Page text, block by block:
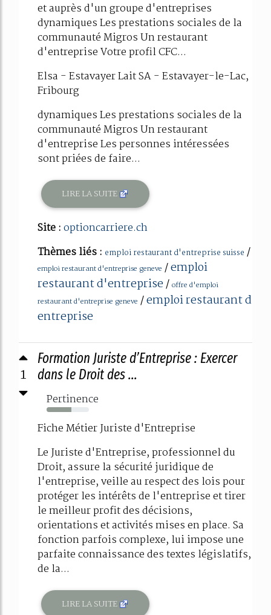
et auprès d'un groupe d'entreprises
dynamiques Les prestations sociales de la
communauté Migros Un restaurant
d'entreprise Votre profil CFC...
Elsa - Estavayer Lait SA - Estavayer-le-Lac,
Fribourg
dynamiques Les prestations sociales de la
communauté Migros Un restaurant
d'entreprise Les personnes intéressées
sont priées de faire...
LIRE LA SUITE
Site :optioncarriere.ch
Thèmes liés : emploi restaurant d'entreprise suisse /
emploi restaurant d'entreprise geneve /emploi
restaurant d'entreprise/ offre d'emploi
restaurant d'entreprise geneve /emploi restaurant d
entreprise
1
Formation Juriste d’Entreprise : Exercer
dans le Droit des ...
Pertinence
58%
Fiche Métier Juriste d'Entreprise
Le Juriste d'Entreprise, professionnel du
Droit, assure la sécurité juridique de
l'entreprise, veille au respect des lois pour
protéger les intérêts de l'entreprise et tirer
le meilleur profit des décisions,
orientations et activités mises en place. Sa
fonction parfois complexe, lui impose une
parfaite connaissance des textes législatifs,
de la...
LIRE LA SUITE